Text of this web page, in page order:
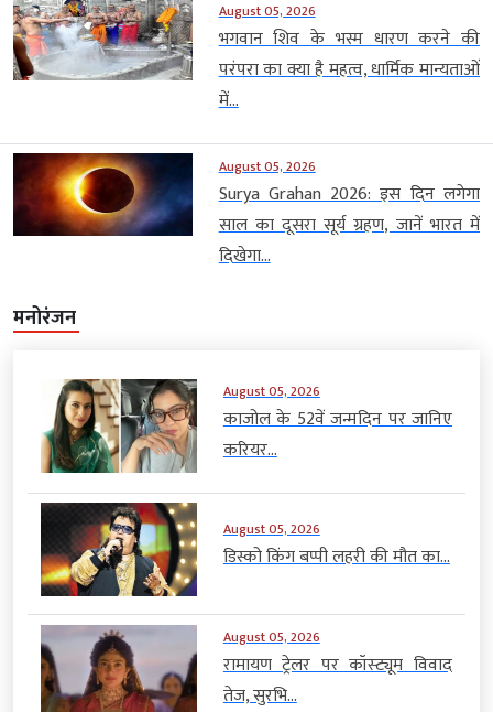
August 05, 2026
भगवान शिव के भस्म धारण करने की
परंपरा का क्या है महत्व, धार्मिक मान्यताओं
में...
August 05, 2026
Surya Grahan 2026: इस दिन लगेगा
साल का दूसरा सूर्य ग्रहण, जानें भारत में
दिखेगा...
मनोरंजन
August 05, 2026
काजोल के 52वें जन्मदिन पर जानिए
करियर...
August 05, 2026
डिस्को किंग बप्पी लहरी की मौत का...
August 05, 2026
रामायण ट्रेलर पर कॉस्ट्यूम विवाद
तेज, सुरभि...